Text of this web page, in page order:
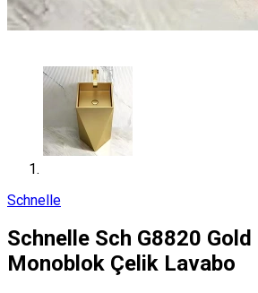
Schnelle
Schnelle Sch G8820 Gold
Monoblok Çelik Lavabo